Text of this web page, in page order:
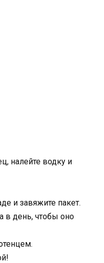
налейте водку и
и завяжите пакет.
в день, чтобы оно